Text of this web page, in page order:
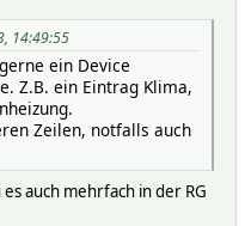
14:49:55
ein Device
Z.B. ein Eintrag Klima,
Zeilen, notfalls auch
auch mehrfach in der RG